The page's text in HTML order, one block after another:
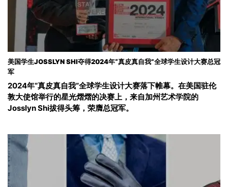
美国学生JOSSLYN SHI夺得2024年“真皮真自我”全球学生设计大赛总冠
军
2024年“真皮真自我”全球学生设计大赛落下帷幕。在美国驻伦
敦大使馆举行的星光熠熠的决赛上，来自加州艺术学院的
Josslyn Shi拔得头筹，荣膺总冠军。